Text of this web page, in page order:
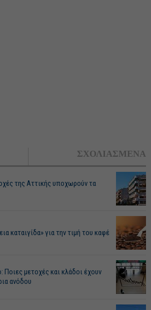
ΣΧΟΛΙΑΣΜΕΝΑ
της Αττικής υποχωρούν τα
καταιγίδα» για την τιμή του καφέ
Ποιες μετοχές και κλάδοι έχουν
ανόδου